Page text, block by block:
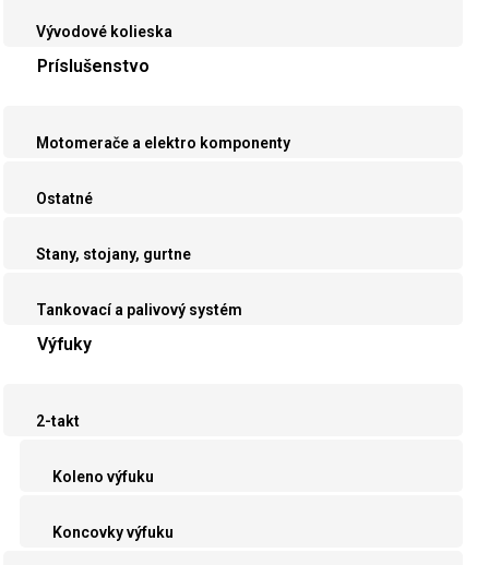
Vývodové kolieska
Príslušenstvo
Motomerače a elektro komponenty
Ostatné
Stany, stojany, gurtne
Tankovací a palivový systém
Výfuky
2-takt
Koleno výfuku
Koncovky výfuku